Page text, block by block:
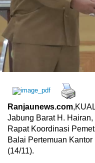
Ranjaunews.com
Jabung Barat H.
Rapat Koordinasi
Balai Pertemuan
(14/11).